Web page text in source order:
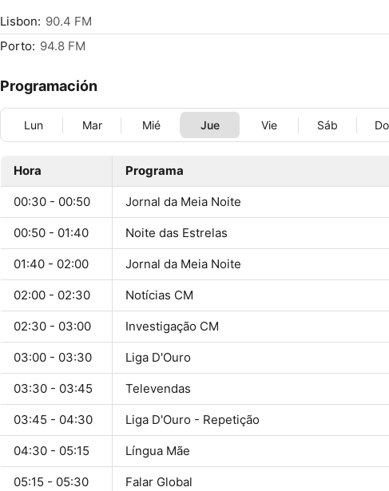
Lisbon: 90.4 FM
Porto: 94.8 FM
Programación
Lun Mar Mié Jue Vie Sáb
Hora Programa
00:30 - 00:50 Jornal da Meia Noite
00:50 - 01:40 Noite das Estrelas
01:40 - 02:00 Jornal da Meia Noite
02:00 - 02:30 Notícias CM
02:30 - 03:00 Investigação CM
03:00 - 03:30 Liga D'Ouro
03:30 - 03:45 Televendas
03:45 - 04:30 Liga D'Ouro - Repetição
04:30 - 05:15 Língua Mãe
05:15 - 05:30 Falar Global